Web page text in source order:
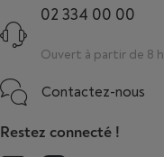
02 334 00 00
Ouvert à partir de 8 h
Contactez-nous
Restez connecté !